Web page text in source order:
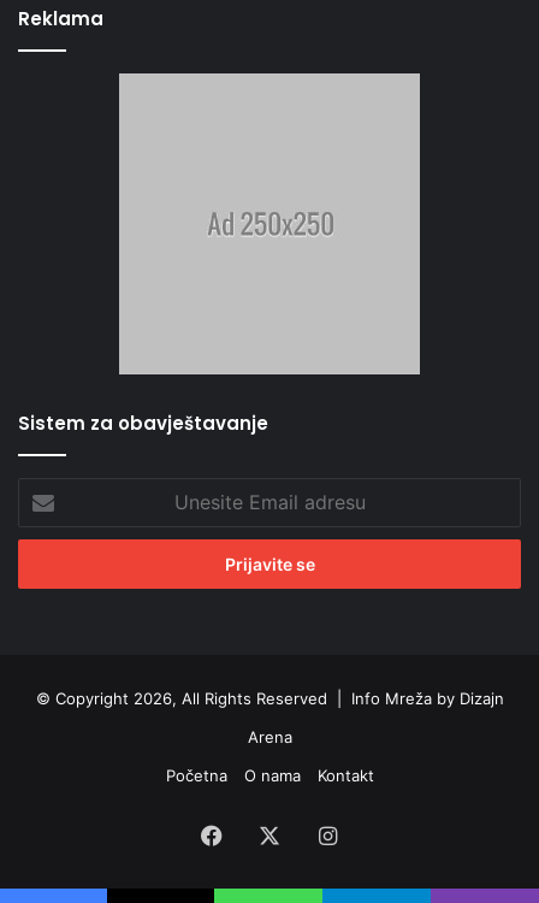
Reklama
Sistem za obavještavanje
Email
adresu
© Copyright 2026, All Rights Reserved | Info Mreža by Dizajn
Arena
Početna
O nama Kontakt
Facebook Instagram